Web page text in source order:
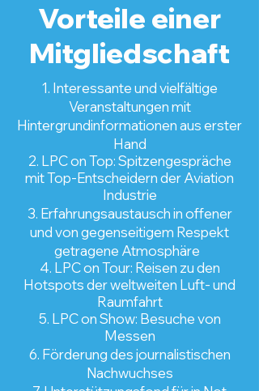
Vorteile einer
Mitgliedschaft
1. Interessante und vielfältige
Veranstaltungen mit
Hintergrundinformationenaus erster
Hand
2. LPC on Top: Spitzengespräche
mitTop-Entscheidern der Aviation
Industrie
3. Erfahrungsaustausch in offener
und von gegenseitigem Respekt
getragene Atmosphäre
4. LPC on Tour: Reisen zu den
Hotspots der weltweiten Luft- und
Raumfahrt
5. LPC on Show: Besuche von
Messen
6. Förderung des journalistischen
Nachwuchses